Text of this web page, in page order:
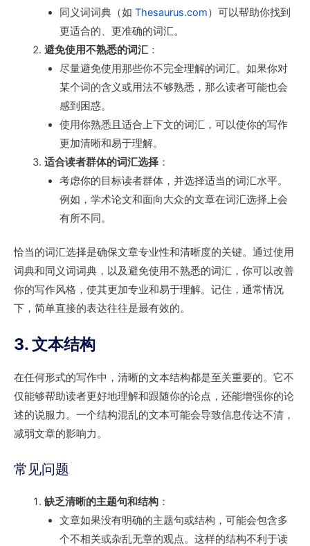
同义词词典（如 Thesaurus.com）可以帮助你找到
更适合的、更准确的词汇。
避免使用不熟悉的词汇：
尽量避免使用那些你不完全理解的词汇。如果你对
某个词的含义或用法不够熟悉，那么读者可能也会
感到困惑。
使用你熟悉且适合上下文的词汇，可以使你的写作
更加清晰和易于理解。
适合读者群体的词汇选择：
考虑你的目标读者群体，并选择适当的词汇水平。
例如，学术论文和面向大众的文章在词汇选择上会
有所不同。
恰当的词汇选择是确保文章专业性和清晰度的关键。通过使用
词典和同义词词典，以及避免使用不熟悉的词汇，你可以改善
你的写作风格，使其更加专业和易于理解。记住，通常情况
下，简单直接的表达往往是最有效的。
3. 文本结构
在任何形式的写作中，清晰的文本结构都是至关重要的。它不
仅能够帮助读者更好地理解和跟随你的论点，还能增强你的论
述的说服力。一个结构混乱的文本可能会导致信息传达不清，
减弱文章的影响力。
常见问题
缺乏清晰的主题句和结构：
文章如果没有明确的主题句或结构，可能会包含多
个不相关或杂乱无章的观点。这样的结构不利于读